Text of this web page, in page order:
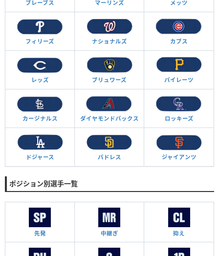
ブレーブス マーリンズ メッツ
フィリーズ ナショナルズ カブス
レッズ ブリュワーズ パイレーツ
カージナルス ダイヤモンドバックス ロッキーズ
ドジャース パドレス ジャイアンツ
ポジション別選手一覧
先発 中継ぎ 抑え